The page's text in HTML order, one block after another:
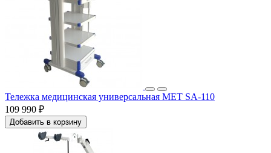
Тележка медицинская универсальная МЕТ SA-110
109 990 ₽
Добавить в корзину